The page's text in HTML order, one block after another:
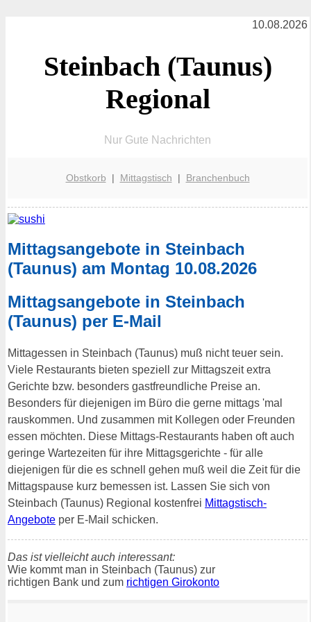
10.08.2026
Steinbach (Taunus)
Regional
Nur Gute Nachrichten
Obstkorb | Mittagstisch | Branchenbuch
Mittagsangebote in Steinbach
(Taunus) am Montag 10.08.2026
Mittagsangebote in Steinbach
(Taunus) per E-Mail
Mittagessen in Steinbach (Taunus) muß nicht teuer sein.
Viele Restaurants bieten speziell zur Mittagszeit extra
Gerichte bzw. besonders gastfreundliche Preise an.
Besonders für diejenigen im Büro die gerne mittags 'mal
rauskommen. Und zusammen mit Kollegen oder Freunden
essen möchten. Diese Mittags-Restaurants haben oft auch
geringe Wartezeiten für ihre Mittagsgerichte - für alle
diejenigen für die es schnell gehen muß weil die Zeit für die
Mittagspause kurz bemessen ist. Lassen Sie sich von
Steinbach (Taunus) Regional kostenfrei Mittagstisch-
Angebote per E-Mail schicken.
Das ist vielleicht auch interessant:
Wie kommt man in Steinbach (Taunus) zur
richtigen Bank und zum richtigen Girokonto